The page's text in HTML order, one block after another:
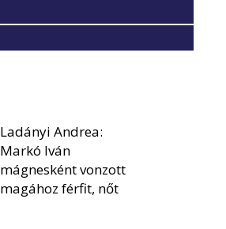
Ladányi Andrea:
Markó Iván
mágnesként vonzott
magához férfit, nőt